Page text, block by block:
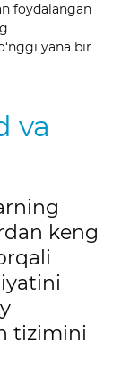
foydalangan
yana bir
va
keng
tizimini